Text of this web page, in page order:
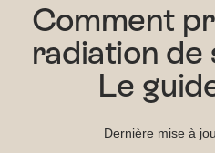
Comment
radiation de
Le
Dernière mise à